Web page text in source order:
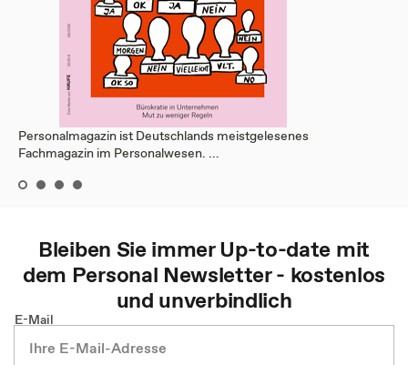
Personalmagazin ist Deutschlands meistgelesenes
Fachmagazin im Personalwesen. ...
Bleiben Sie immer Up-to-date mit
dem Personal Newsletter - kostenlos
und unverbindlich
E-Mail